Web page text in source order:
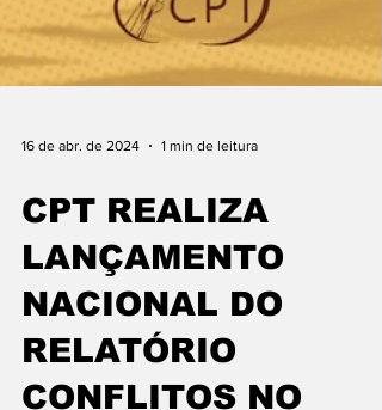
16 de abr. de 2024 1 min de leitura
CPT REALIZA